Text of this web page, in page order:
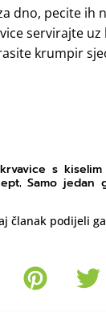
dno, pecite ih
servirajte
krumpir
krvavice s
, Samo jedan
članak podijeli